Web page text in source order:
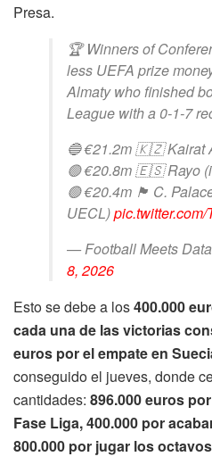
Presa.
🏆 Winners of
less UEFA prize
Almaty who finished
League with a 0-1-7
🔵 €21.2m 🇰🇿 Kairat
🟢 €20.8m 🇪🇸 Rayo
🟢 €20.4m 🏴󠁧󠁢󠁥󠁮󠁧󠁿 C.
UECL)
— Football Meets
8, 2026
Esto se debe a los400.000
cada una de las victorias
euros por el empate en
conseguido el jueves, donde
cantidades: 896.000 euros
Fase Liga, 400.000 por
800.000 por jugar los